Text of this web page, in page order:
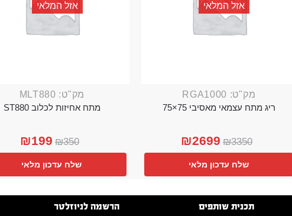
אזל המלאי
מק"ט: RGA1000
ריג מתח עצמאי מאסיבי 75×75
₪3350
₪2699
שלח עדכון מלאי
אזל המלאי
מק"ט: MLT880
מתח אחיזות לכלוב ST880
₪350
₪199
שלח עדכון מלאי
תכנית שותפים הרשמה לניוזלטר